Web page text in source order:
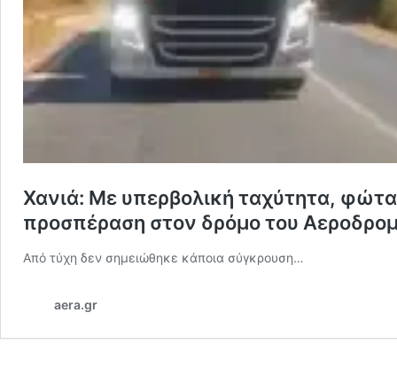
Χανιά: Με υπερβολική ταχύτητα,
προσπέραση στον δρόμο του
Από τύχη δεν σημειώθηκε κάποια σύγκρουση…
aera.gr